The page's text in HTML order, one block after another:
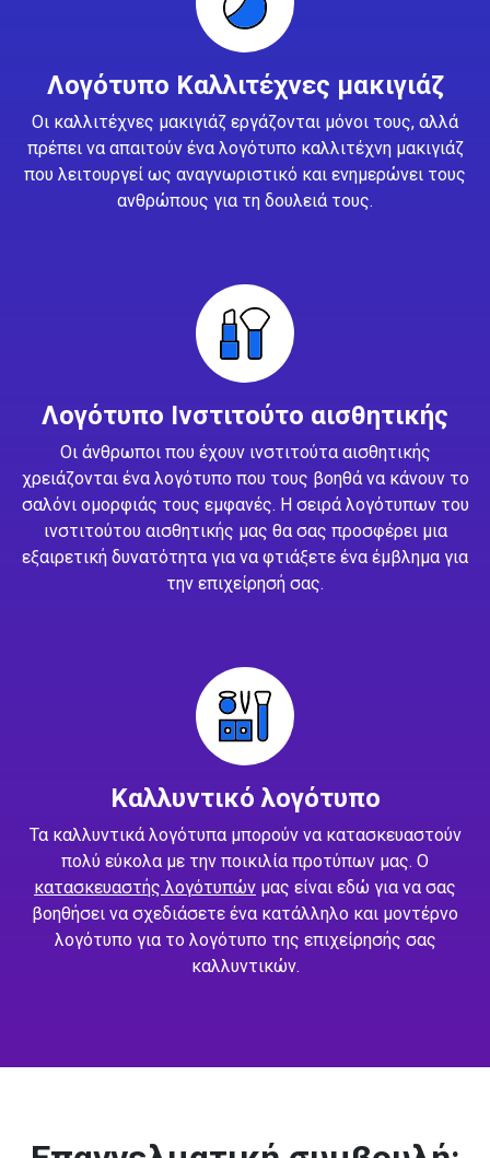
Λογότυπο Καλλιτέχνες μακιγιάζ
Οι καλλιτέχνες μακιγιάζ εργάζονται μόνοι τους, αλλά
πρέπει να απαιτούν ένα λογότυπο καλλιτέχνη μακιγιάζ
που λειτουργεί ως αναγνωριστικό και ενημερώνει τους
ανθρώπους για τη δουλειά τους.
Λογότυπο Ινστιτούτο αισθητικής
Οι άνθρωποι που έχουν ινστιτούτα αισθητικής
χρειάζονται ένα λογότυπο που τους βοηθά να κάνουν το
σαλόνι ομορφιάς τους εμφανές. Η σειρά λογότυπων του
ινστιτούτου αισθητικής μας θα σας προσφέρει μια
εξαιρετική δυνατότητα για να φτιάξετε ένα έμβλημα για
την επιχείρησή σας.
Καλλυντικό λογότυπο
Τα καλλυντικά λογότυπα μπορούν να κατασκευαστούν
πολύ εύκολα με την ποικιλία προτύπων μας. Ο
κατασκευαστής λογότυπών μας είναι εδώ για να σας
βοηθήσει να σχεδιάσετε ένα κατάλληλο και μοντέρνο
λογότυπο για το λογότυπο της επιχείρησής σας
καλλυντικών.